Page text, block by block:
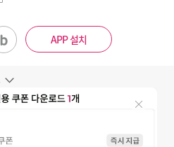
APP 설치